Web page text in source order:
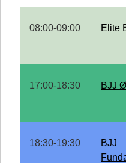
08:00-09:00 Elite
17:00-18:30 BJJ
18:30-19:30
BJJ